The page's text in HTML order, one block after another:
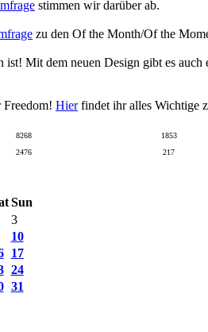
stimmen wir darüber ab.
zu den Of the Month/Of the
ist! Mit dem neuen Design gibt es
Freedom! Hierfindet ihr alles Wichtige
8268 1853
2476 217
Sun
3
10
17
24
31